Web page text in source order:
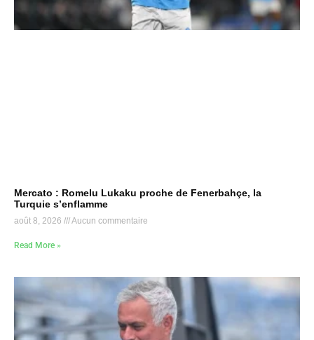
Mercato : Romelu Lukaku proche de Fenerbahçe, la
Turquie s’enflamme
août 8, 2026 Aucun commentaire
Read More »